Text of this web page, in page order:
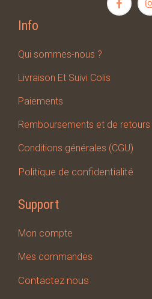
Info
Qui sommes-nous ?
Livraison Et Suivi Colis
Paiements
Remboursements et de retours
Conditions générales (CGU)
Politique de confidentialité
Support
Mon compte
Mes commandes
Contactez nous